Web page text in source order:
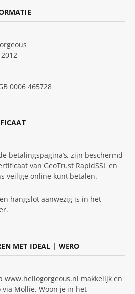
0006 465728
betalingspagina’s, zijn beschermd
van GeoTrust RapidSSL en
veilige online kunt betalen.
hangslot aanwezig is in het
MET IDEAL | WERO
www.hellogorgeous.nl makkelijk en
via Mollie. Woon je in het